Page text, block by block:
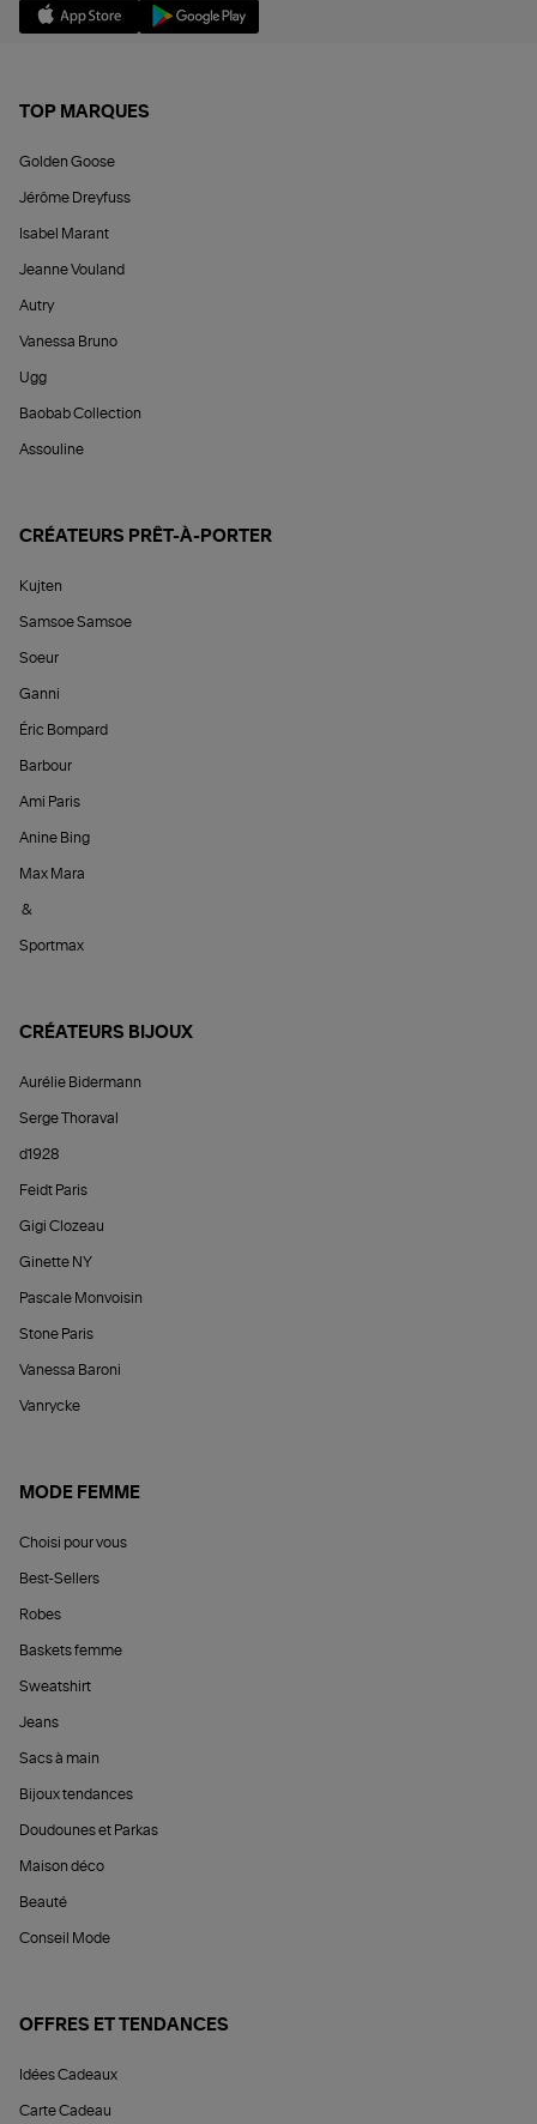
TOP MARQUES
Golden Goose
Jérôme Dreyfuss
Isabel Marant
Jeanne Vouland
Autry
Vanessa Bruno
Ugg
Baobab Collection
Assouline
CRÉATEURS PRÊT-À-PORTER
Kujten
Samsoe Samsoe
Soeur
Ganni
Éric Bompard
Barbour
Ami Paris
Anine Bing
Max Mara
&
Sportmax
CRÉATEURS BIJOUX
Aurélie Bidermann
Serge Thoraval
d1928
Feidt Paris
Gigi Clozeau
Ginette NY
Pascale Monvoisin
Stone Paris
Vanessa Baroni
Vanrycke
MODE FEMME
Choisi pour vous
Best-Sellers
Robes
Baskets femme
Sweatshirt
Jeans
Sacs à main
Bijoux tendances
Doudounes et Parkas
Maison déco
Beauté
Conseil Mode
OFFRES ET TENDANCES
Idées Cadeaux
Carte Cadeau